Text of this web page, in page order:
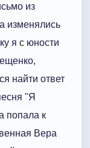
из
изменялись
я с юности
найти ответ
"Я
попалa к
Вера